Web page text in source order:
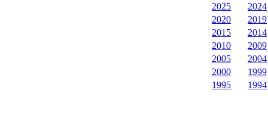
2025
2024
2020
2019
2015
2014
2010
2009
2005
2004
2000
1999
1995
1994